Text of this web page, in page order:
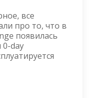
все
про то, что в
появилась
0-day